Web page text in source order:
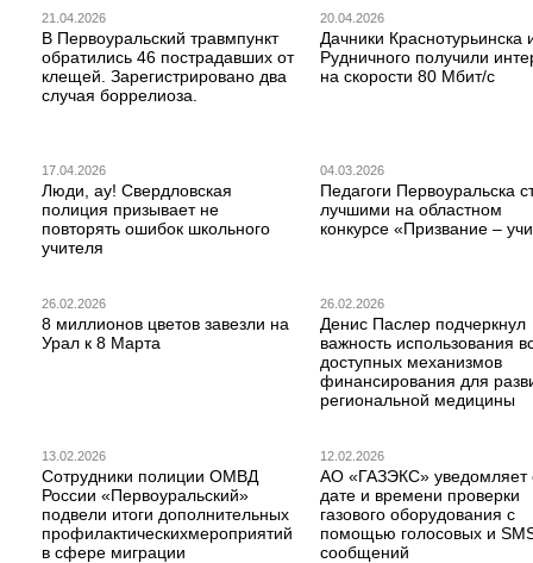
21.04.2026
В Первоуральский травмпункт
обратились 46 пострадавших от
клещей. Зарегистрировано два
случая боррелиоза.
20.04.2026
Дачники Краснотурьинска
Рудничного получили
на скорости 80 Мбит/с
17.04.2026
Люди, ау! Свердловская
полиция призывает не
повторять ошибок школьного
учителя
04.03.2026
Педагоги Первоуральска
лучшими на областном
конкурсе «Призвание –
26.02.2026
8 миллионов цветов завезли на
Урал к 8 Марта
26.02.2026
Денис Паслер подчеркнул
важность использования
доступных механизмов
финансирования для
региональной медицины
13.02.2026
Сотрудники полиции ОМВД
России «Первоуральский»
подвели итоги дополнительных
профилактическихмероприятий
в сфере миграции
12.02.2026
АО «ГАЗЭКС» уведомляет
дате и времени проверки
газового оборудования с
помощью голосовых и
сообщений